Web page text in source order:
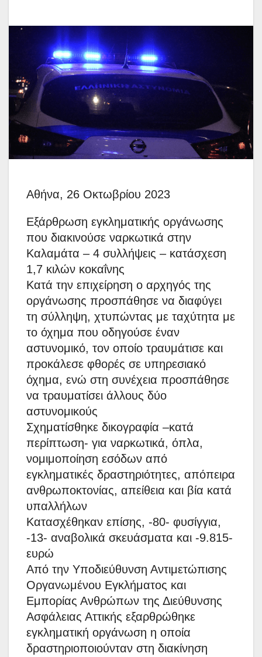
Αθήνα, 26 Οκτωβρίου 2023
Εξάρθρωση εγκληματικής οργάνωσης
που διακινούσε ναρκωτικά στην
Καλαμάτα – 4 συλλήψεις – κατάσχεση
1,7 κιλών κοκαΐνης
Κατά την επιχείρηση ο αρχηγός της
οργάνωσης προσπάθησε να διαφύγει
τη σύλληψη, χτυπώντας με ταχύτητα με
το όχημα που οδηγούσε έναν
αστυνομικό, τον οποίο τραυμάτισε και
προκάλεσε φθορές σε υπηρεσιακό
όχημα, ενώ στη συνέχεια προσπάθησε
να τραυματίσει άλλους δύο
αστυνομικούς
Σχηματίσθηκε δικογραφία –κατά
περίπτωση- για ναρκωτικά, όπλα,
νομιμοποίηση εσόδων από
εγκληματικές δραστηριότητες, απόπειρα
ανθρωποκτονίας, απείθεια και βία κατά
υπαλλήλων
Κατασχέθηκαν επίσης, -80- φυσίγγια,
-13- αναβολικά σκευάσματα και -9.815-
ευρώ
Από την Υποδιεύθυνση Αντιμετώπισης
Οργανωμένου Εγκλήματος και
Εμπορίας Ανθρώπων της Διεύθυνσης
Ασφάλειας Αττικής εξαρθρώθηκε
εγκληματική οργάνωση η οποία
δραστηριοποιούνταν στη διακίνηση